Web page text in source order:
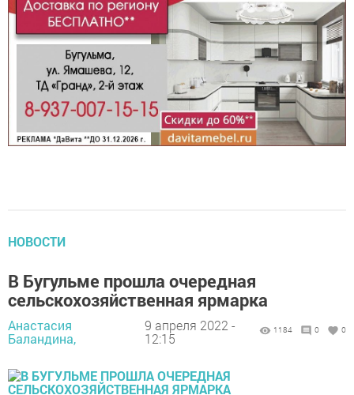
НОВОСТИ
В Бугульме прошла очередная
сельскохозяйственная ярмарка
Анастасия
Баландина,
9 апреля 2022 -
12:15
1184 0 0